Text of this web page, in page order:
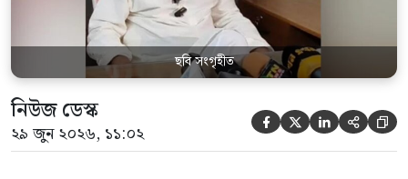
ছবি সংগৃহীত
নিউজ ডেস্ক
২৯ জুন ২০২৬, ১১:০২     